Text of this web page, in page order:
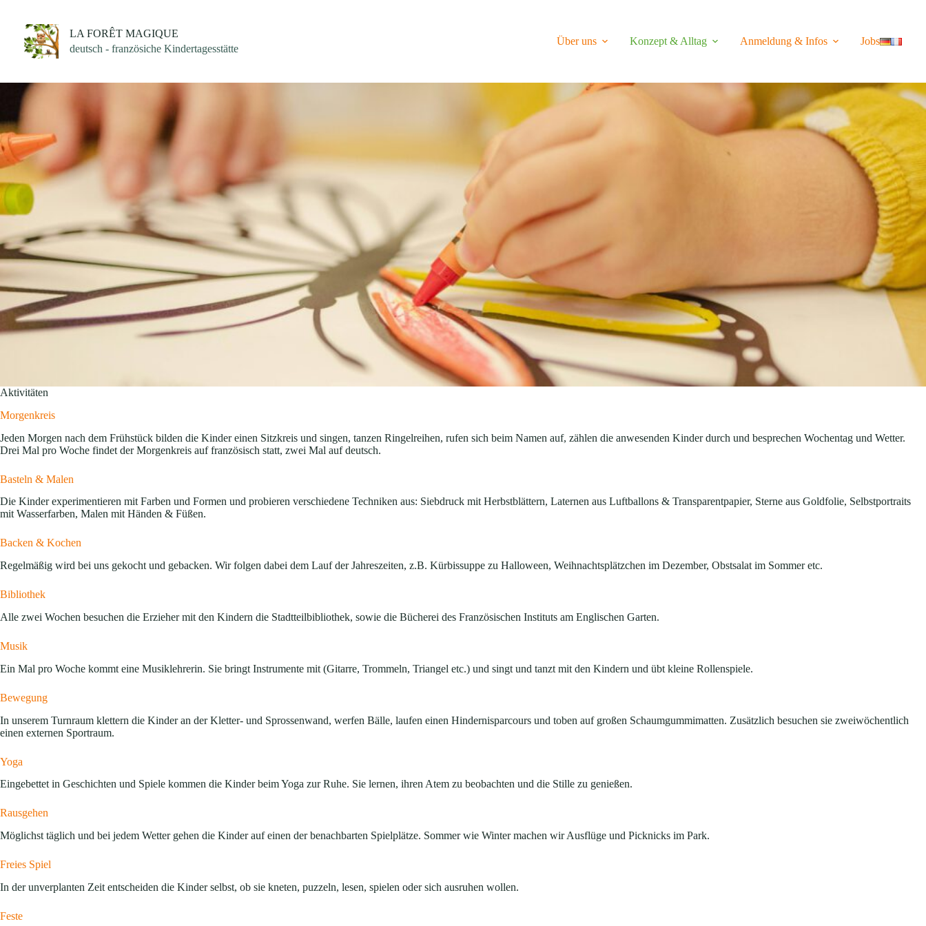
springen
LA FORÊT MAGIQUE
deutsch - französiche Kindertagesstätte
Über uns Konzept & Alltag Anmeldung & Infos Jobs
Aktivitäten
Morgenkreis
Jeden Morgen nach dem Frühstück bilden die Kinder einen Sitzkreis und singen, tanzen Ringelreihen, rufen sich beim Namen auf, zählen die anwesenden Kinder durch und besprechen Wochentag und Wetter.
Drei Mal pro Woche findet der Morgenkreis auf französisch statt, zwei Mal auf deutsch.
Basteln & Malen
Die Kinder experimentieren mit Farben und Formen und probieren verschiedene Techniken aus: Siebdruck mit Herbstblättern, Laternen aus Luftballons & Transparentpapier, Sterne aus Goldfolie, Selbstportraits
mit Wasserfarben, Malen mit Händen & Füßen.
Backen & Kochen
Regelmäßig wird bei uns gekocht und gebacken. Wir folgen dabei dem Lauf der Jahreszeiten, z.B. Kürbissuppe zu Halloween, Weihnachtsplätzchen im Dezember, Obstsalat im Sommer etc.
Bibliothek
Alle zwei Wochen besuchen die Erzieher mit den Kindern die Stadtteilbibliothek, sowie die Bücherei des Französischen Instituts am Englischen Garten.
Musik
Ein Mal pro Woche kommt eine Musiklehrerin. Sie bringt Instrumente mit (Gitarre, Trommeln, Triangel etc.) und singt und tanzt mit den Kindern und übt kleine Rollenspiele.
Bewegung
In unserem Turnraum klettern die Kinder an der Kletter- und Sprossenwand, werfen Bälle, laufen einen Hindernisparcours und toben auf großen Schaumgummimatten. Zusätzlich besuchen sie zweiwöchentlich
einen externen Sportraum.
Yoga
Eingebettet in Geschichten und Spiele kommen die Kinder beim Yoga zur Ruhe. Sie lernen, ihren Atem zu beobachten und die Stille zu genießen.
Rausgehen
Möglichst täglich und bei jedem Wetter gehen die Kinder auf einen der benachbarten Spielplätze. Sommer wie Winter machen wir Ausflüge und Picknicks im Park.
Freies Spiel
In der unverplanten Zeit entscheiden die Kinder selbst, ob sie kneten, puzzeln, lesen, spielen oder sich ausruhen wollen.
Feste